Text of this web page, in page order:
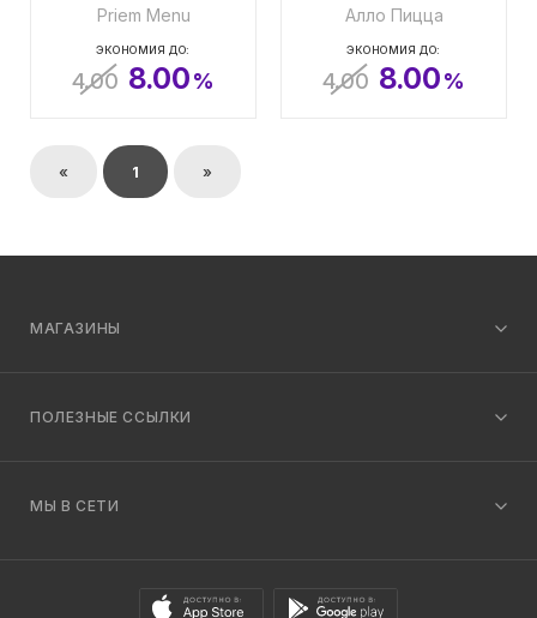
Priem Menu
ЭКОНОМИЯ ДО:
4.00 8.00%
Алло Пицца
ЭКОНОМИЯ ДО:
4.00 8.00%
« 1 »
МАГАЗИНЫ
ПОЛЕЗНЫЕ ССЫЛКИ
МЫ В СЕТИ